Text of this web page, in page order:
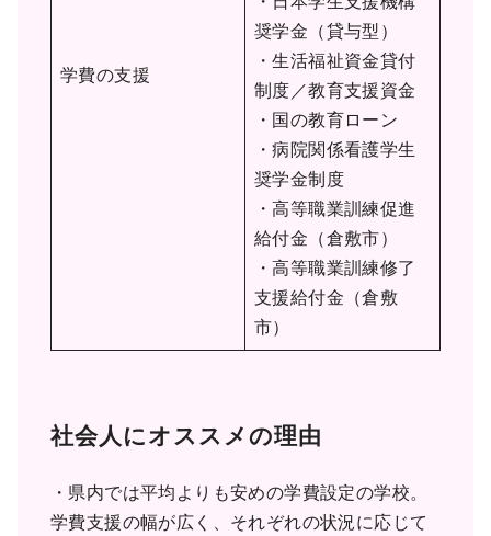
学費の支援
奨学金（貸与型）
・生活福祉資金貸付
制度／教育支援資金
・国の教育ローン
・病院関係看護学生
奨学金制度
・高等職業訓練促進
給付金（倉敷市）
・高等職業訓練修了
支援給付金（倉敷
市）
社会人にオススメの理由
・県内では平均よりも安めの学費設定の学校。
学費支援の幅が広く、それぞれの状況に応じて